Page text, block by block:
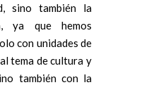
sino también la
ya que hemos
con unidades de
tema de cultura y
también con la